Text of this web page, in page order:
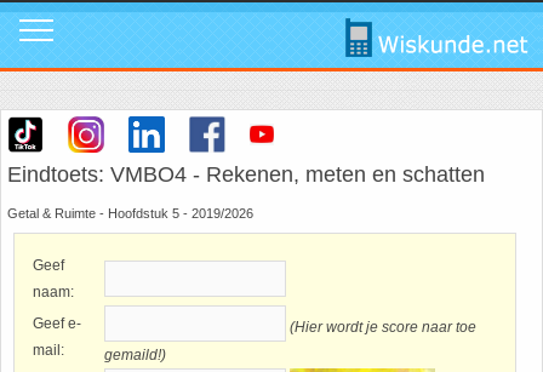
Eindtoets: VMBO4 - Rekenen, meten en schatten
Getal & Ruimte - Hoofdstuk 5 - 2019/2026
Geef
naam:
Geef e-
mail:
(Hier wordt je score naar toe
gemaild!)
Mavo
Mavo4: Hoofdstuk 1: Statistiek en kans
Mavo4: Hoofdstuk 3: Afstanden en hoeken
Mavo4: Hoofdstuk 5: Rekenen, meten en schatten
Calculators
Geogebra
WolframAlpha
1. ABC Formule
2. Cosinusregel
3. De Gulden Snede
5. Differentiëren - Afgeleide functie
In de media
Instagram
Tik Tok
Mail ons
Promo video
Download poster
Instagram
Tik Tok
Facebook